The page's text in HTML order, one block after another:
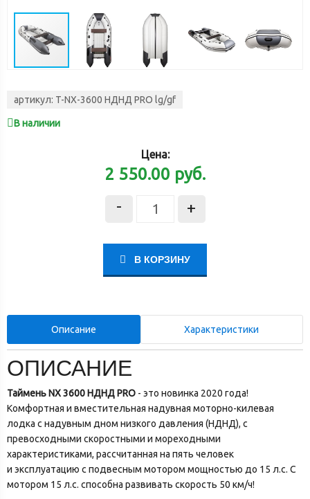
артикул: T-NX-3600 НДНД PRO lg/gf
В наличии
Цена:
2 550.00 руб.
- +
В КОРЗИНУ
Описание Характеристики
ОПИСАНИЕ
Таймень NX 3600 НДНД PRO - это новинка 2020 года!
Комфортная и вместительная надувная моторно-килевая
лодка с надувным дном низкого давления (НДНД), с
превосходными скоростными и мореходными
характеристиками, рассчитанная на пять человек
и эксплуатацию с подвесным мотором мощностью до 15 л.с. С
мотором 15 л.с. способна развивать скорость 50 км/ч!